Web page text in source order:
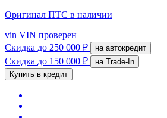
Оригинал ПТС в наличии
vin VIN проверен
Скидка до 250 000 ₽ на автокредит
Скидка до 150 000 ₽
на Trade-In
Купить в кредит